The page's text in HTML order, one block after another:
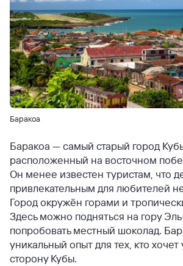
Баракоа
Баракоа — самый старый город
расположенный на восточном
Он менее известен туристам, что
привлекательным для любителей
Город окружён горами и
Здесь можно подняться на гору
попробовать местный шоколад.
уникальный опыт для тех, кто хочет
сторону Кубы.